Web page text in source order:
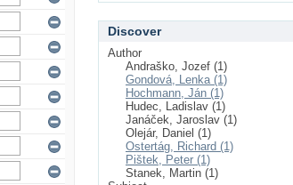
Discover
Author
Andraško, Jozef (1)
Gondová, Lenka (1)
Hochmann, Ján (1)
Hudec, Ladislav (1)
Janáček, Jaroslav (1)
Olejár, Daniel (1)
Ostertág, Richard (1)
Pištek, Peter (1)
Stanek, Martin (1)